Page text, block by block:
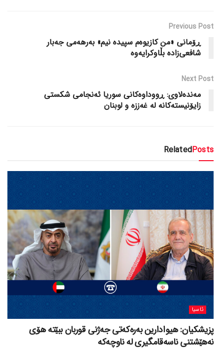
Previous Post
ڕۆمانی «من کازیوەم سپیدە نیم» بەرهەمی جەبار
شافعی‌زاده بڵاوکرایەوە
Next Post
مەندەلاوی: ڕووداوەکانی سوریا ئەنجامی شکستی
زایۆنیستەکانە لە غەززە و لوبنان
RelatedPosts
ئاسیا
پزیشکیان: هیوادارین بەرەکەتی جەژنی قوربان ببێتە هۆی
نەهێشتنی ناسەقامگیری لە ناوچەکە